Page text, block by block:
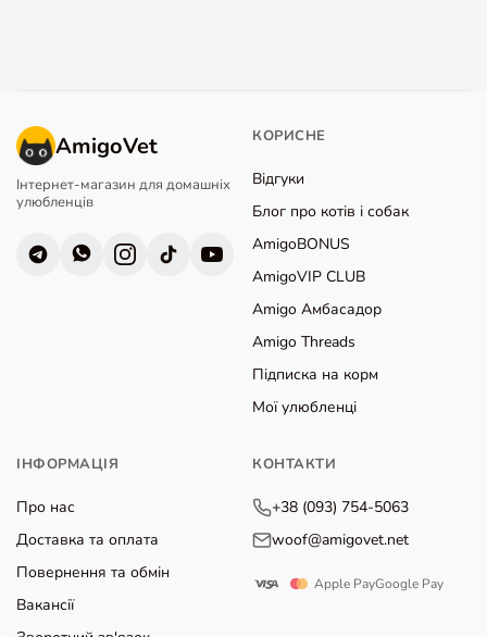
AmigoVet
Інтернет-магазин для домашніх
улюбленців
КОРИСНЕ
Відгуки
Блог про котів і собак
AmigoBONUS
AmigoVIP CLUB
Amigo Амбасадор
Amigo Threads
Підписка на корм
Мої улюбленці
ІНФОРМАЦІЯ
Про нас
Доставка та оплата
Повернення та обмін
Вакансії
КОНТАКТИ
+38 (093) 754-5063
woof@amigovet.net
Apple PayGoogle Pay